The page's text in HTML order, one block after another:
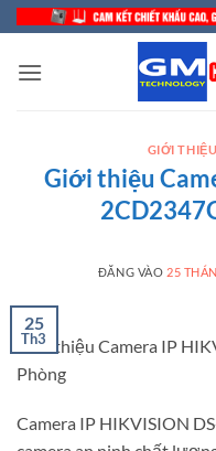
Bỏ
qua
nội
GIỚI THIỆU
Giới thiệu
ĐĂNG VÀO 25
25
Th3
Giới thiệu Camera IP
Phòng
Camera IP HIKVISION